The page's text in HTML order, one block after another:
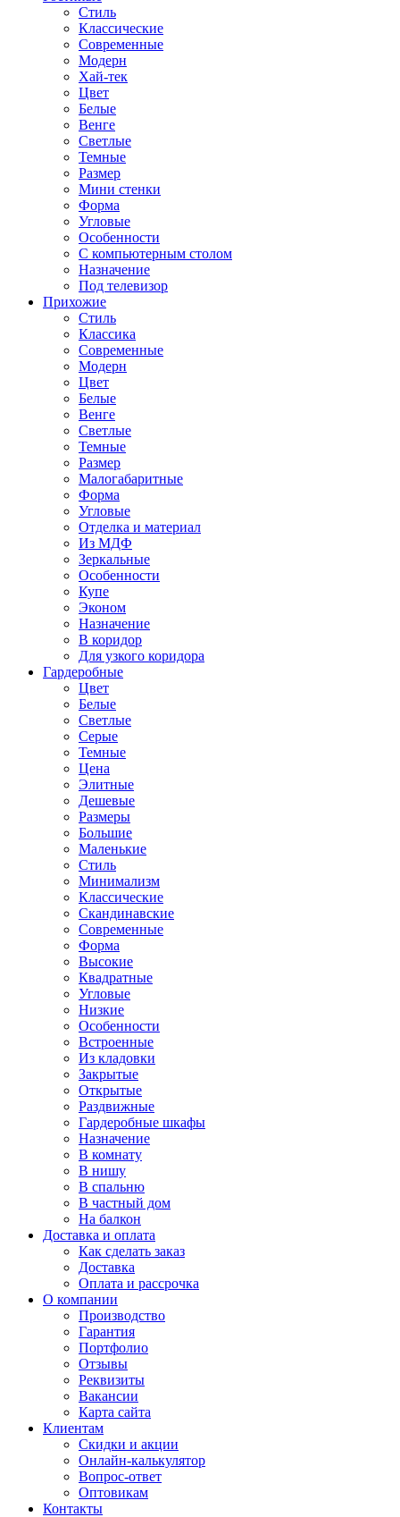
Стиль
Классические
Современные
Модерн
Хай-тек
Цвет
Белые
Венге
Светлые
Темные
Размер
Мини стенки
Форма
Угловые
Особенности
С компьютерным столом
Назначение
Под телевизор
Прихожие
Стиль
Классика
Современные
Модерн
Цвет
Белые
Венге
Светлые
Темные
Размер
Малогабаритные
Форма
Угловые
Отделка и материал
Из МДФ
Зеркальные
Особенности
Купе
Эконом
Назначение
В коридор
Для узкого коридора
Гардеробные
Цвет
Белые
Светлые
Серые
Темные
Цена
Элитные
Дешевые
Размеры
Большие
Маленькие
Стиль
Минимализм
Классические
Скандинавские
Современные
Форма
Высокие
Квадратные
Угловые
Низкие
Особенности
Встроенные
Из кладовки
Закрытые
Открытые
Раздвижные
Гардеробные шкафы
Назначение
В комнату
В нишу
В спальню
В частный дом
На балкон
Доставка и оплата
Как сделать заказ
Доставка
Оплата и рассрочка
О компании
Производство
Гарантия
Портфолио
Отзывы
Реквизиты
Вакансии
Карта сайта
Клиентам
Скидки и акции
Онлайн-калькулятор
Вопрос-ответ
Оптовикам
Контакты